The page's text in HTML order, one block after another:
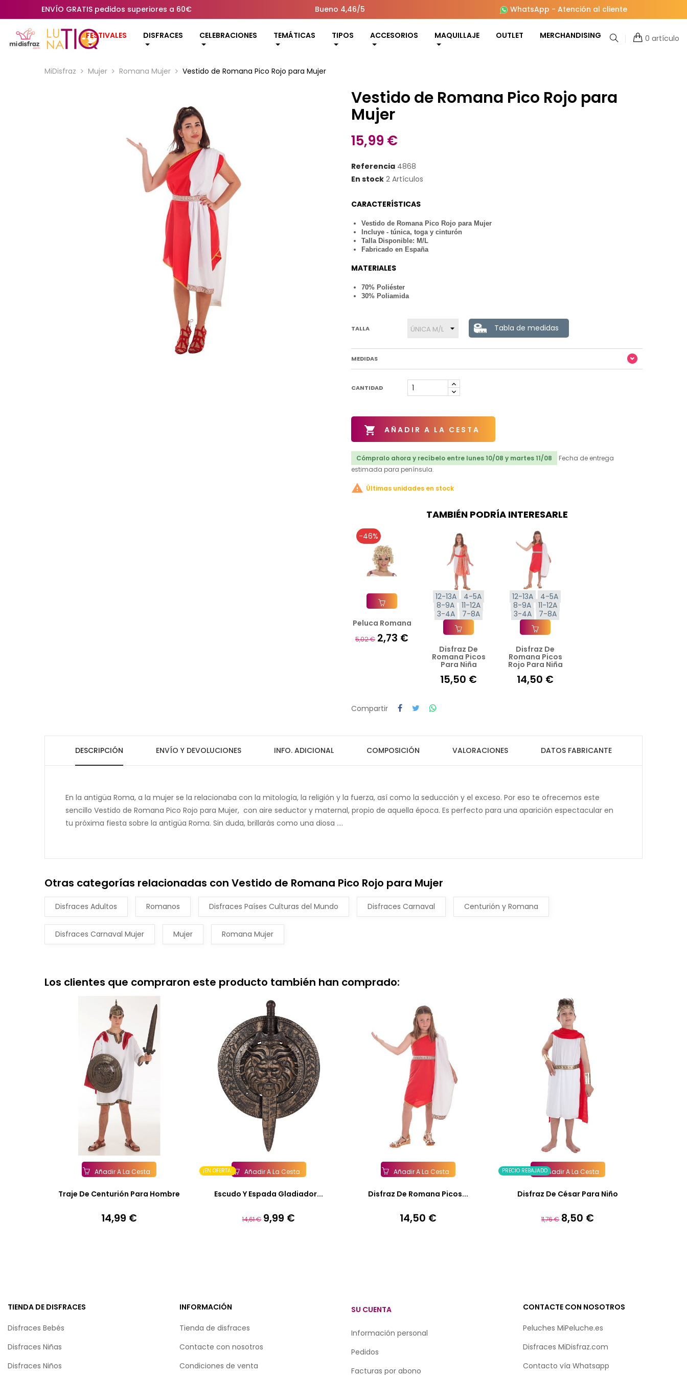
ENVÍO GRATIS pedidos superiores a 60€ Bueno 4,46/5 WhatsApp - Atención al cliente
FESTIVALES DISFRACES CELEBRACIONES TEMÁTICAS TIPOS ACCESORIOS MAQUILLAJE OUTLET MERCHANDISING 0 artículo
MiDisfraz Mujer Romana Mujer Vestido de Romana Pico Rojo para Mujer
Vestido de Romana Pico Rojo para
Mujer
15,99 €
Referencia 4868
En stock 2 Artículos
CARACTERÍSTICAS
Vestido de Romana Pico Rojo para Mujer
Incluye - túnica, toga y cinturón
Talla Disponible: M/L
Fabricado en España
MATERIALES
70% Poliéster
30% Poliamida
TALLA Tabla de medidas
MEDIDAS
CANTIDAD
 AÑADIR A LA CESTA
Cómpralo ahora y recíbelo entre lunes 10/08 y martes 11/08
Fecha de entrega
estimada para península.
 Últimas unidades en stock
TAMBIÉN PODRÍA INTERESARLE
-46%
Añadir A La Cesta
Peluca Romana
5,02 € 2,73 €
12-13A
4-5A
8-9A
11-12A
3-4A
7-8A
Añadir A La Cesta
Disfraz De
Romana Picos
Para Niña
15,50 €
12-13A
4-5A
8-9A
11-12A
3-4A
7-8A
Añadir A La Cesta
Disfraz De
Romana Picos
Rojo Para Niña
14,50 €
Compartir
DESCRIPCIÓN ENVÍO Y DEVOLUCIONES INFO. ADICIONAL COMPOSICIÓN VALORACIONES DATOS FABRICANTE
En la antigüa Roma, a la mujer se la relacionaba con la mitología, la religión y la fuerza, así como la seducción y el exceso. Por eso te ofrecemos este
sencillo Vestido de Romana Pico Rojo para Mujer, con aire seductor y maternal, propio de aquella época. Es perfecto para una aparición espectacular en
tu próxima fiesta sobre la antigüa Roma. Sin duda, brillarás como una diosa ....
Otras categorías relacionadas con Vestido de Romana Pico Rojo para Mujer
Disfraces Adultos Romanos Disfraces Países Culturas del Mundo Disfraces Carnaval Centurión y Romana
Disfraces Carnaval Mujer Mujer Romana Mujer
Los clientes que compraron este producto también han comprado:
Añadir A La Cesta
Traje De Centurión Para Hombre
Precio
14,99 €
¡EN OFERTA! Añadir A La Cesta
Escudo Y Espada Gladiador...
Precio
14,61 € Precio
9,99 €
Añadir A La Cesta
Disfraz De Romana Picos...
Precio
14,50 €
PRECIO REBAJADOAñadir A La Cesta
Disfraz De César Para Niño
Precio
11,76 € Precio
8,50 €
TIENDA DE DISFRACES
Disfraces Bebés
Disfraces Niñas
Disfraces Niños
INFORMACIÓN
Tienda de disfraces
Contacte con nosotros
Condiciones de venta
SU CUENTA
Información personal
Pedidos
Facturas por abono
CONTACTE CON NOSOTROS
Peluches MiPeluche.es
Disfraces MiDisfraz.com
Contacto vía Whatsapp